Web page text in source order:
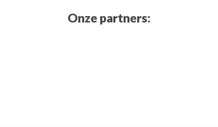
Onze partners: